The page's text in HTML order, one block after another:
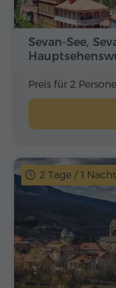
Sevan-See,
Preis für 2
2 Tage / 1 Nacht